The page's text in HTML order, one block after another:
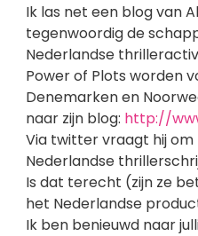
Ik las net een blog van
tegenwoordig de
Nederlandse
Power of Plots worden
Denemarken en
naar zijn blog: http://
Via twitter vraagt hij om
Nederlandse
Is dat terecht (zijn ze
het Nederlandse
Ik ben benieuwd naar